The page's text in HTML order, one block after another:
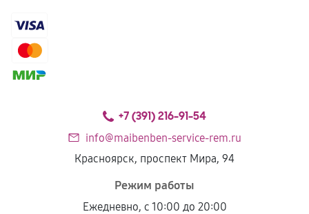
+7 (391) 216-91-54
info@maibenben-service-rem.ru
Красноярск, проспект Мира, 94
Режим работы
Ежедневно, с 10:00 до 20:00